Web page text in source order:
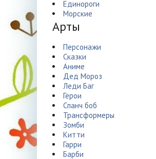
Единороги
Морские
Арты
Персонажи
Сказки
Аниме
Дед Мороз
Леди Баг
Герои
Спанч боб
Трансформеры
Зомби
Китти
Гарри
Барби